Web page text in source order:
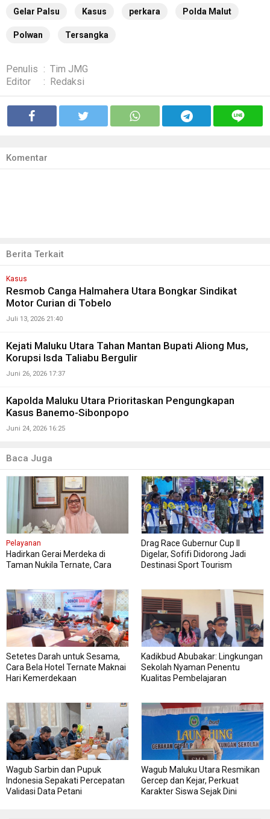
Gelar Palsu Kasus perkara Polda Malut
Polwan Tersangka
Penulis : Tim JMG
Editor
: Redaksi
Komentar
Berita Terkait
Kasus
Resmob Canga Halmahera Utara Bongkar Sindikat
Motor Curian di Tobelo
Juli 13, 2026 21:40
Kejati Maluku Utara Tahan Mantan Bupati Aliong Mus,
Korupsi Isda Taliabu Bergulir
Juni 26, 2026 17:37
Kapolda Maluku Utara Prioritaskan Pengungkapan
Kasus Banemo-Sibonpopo
Juni 24, 2026 16:25
Baca Juga
Pelayanan
Hadirkan Gerai Merdeka di
Taman Nukila Ternate, Cara
Drag Race Gubernur Cup II
Digelar, Sofifi Didorong Jadi
Destinasi Sport Tourism
Setetes Darah untuk Sesama,
Cara Bela Hotel Ternate Maknai
Hari Kemerdekaan
Kadikbud Abubakar: Lingkungan
Sekolah Nyaman Penentu
Kualitas Pembelajaran
Wagub Sarbin dan Pupuk
Indonesia Sepakati Percepatan
Validasi Data Petani
Wagub Maluku Utara Resmikan
Gercep dan Kejar, Perkuat
Karakter Siswa Sejak Dini